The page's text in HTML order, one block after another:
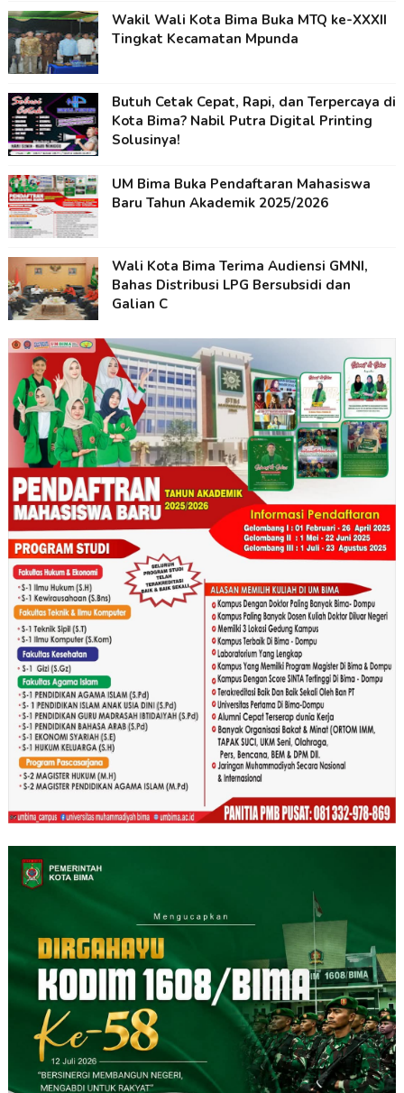
Wakil Wali Kota Bima Buka MTQ ke-XXXII
Tingkat Kecamatan Mpunda
Butuh Cetak Cepat, Rapi, dan Terpercaya di
Kota Bima? Nabil Putra Digital Printing
Solusinya!
UM Bima Buka Pendaftaran Mahasiswa
Baru Tahun Akademik 2025/2026
Wali Kota Bima Terima Audiensi GMNI,
Bahas Distribusi LPG Bersubsidi dan
Galian C